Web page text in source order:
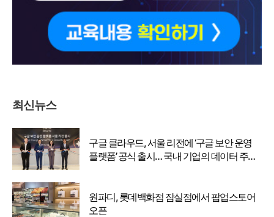
최신뉴스
구글 클라우드, 서울 리전에 ‘구글 보안 운영
플랫폼’ 공식 출시… 국내 기업의 데이터 주권
원파디, 롯데백화점 잠실점에서 팝업스토어
오픈